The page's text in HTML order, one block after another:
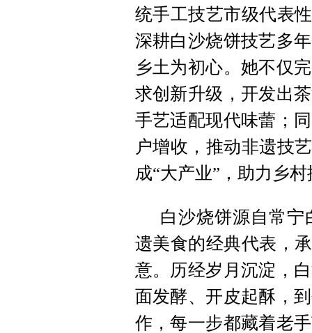
统手工技艺市级代表
深耕白沙烧饼技艺多
乡土为初心。她不仅
求创新升级，开发出
手艺适配现代味蕾；
户增收，推动非遗技
成“大产业”，助力乡
白沙烧饼源自常
遗美食的经典代表，
意。历经岁月沉淀，
面发酵、开皮起酥，
作，每一步都藏着老